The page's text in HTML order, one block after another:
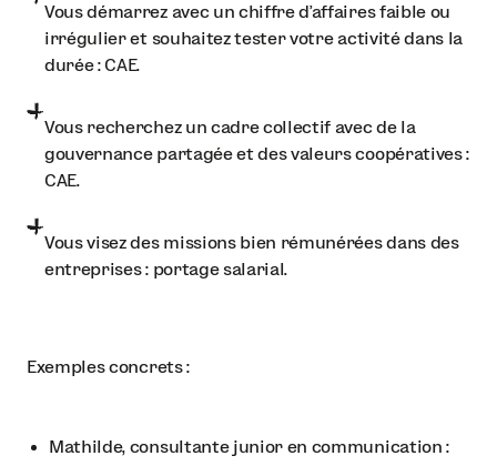
Vous démarrez avec un chiffre d’affaires faible ou
irrégulier et souhaitez tester votre activité dans la
durée : CAE.
Vous recherchez un cadre collectif avec de la
gouvernance partagée et des valeurs coopératives :
CAE.
Vous visez des missions bien rémunérées dans des
entreprises : portage salarial.
Exemples concrets :
Mathilde, consultante junior en communication :